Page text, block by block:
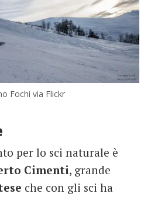
Fochi via Flickr
per lo sci naturale è
Cimenti, grande
che con gli sci ha